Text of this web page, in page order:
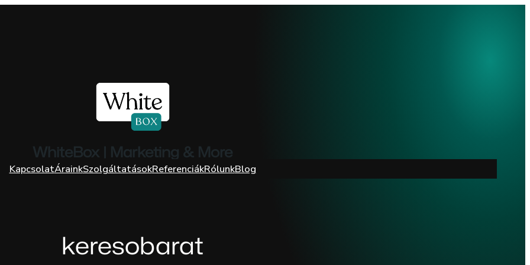
WhiteBox | Marketing & More
KapcsolatÁrainkSzolgáltatásokReferenciákRólunkBlog
keresobarat